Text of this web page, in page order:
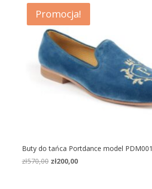
zł550,00.zł200,00.
Promocja!
Buty do tańca Portdance model PDM001
zł570,00 Pierwotna
zł200,00Aktualna